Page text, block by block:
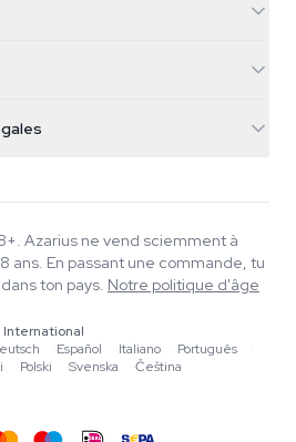
Azarius ne vend sciemment à
ans. En passant une commande, tu
ton pays. Notre politique d'âge
International
·Español ·Italiano ·Português
·
·Polski ·Svenska ·Čeština